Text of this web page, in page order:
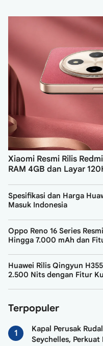
Xiaomi Resmi Rilis
RAM 4GB dan Layar
Spesifikasi dan Harga
Masuk Indonesia
Oppo Reno 16 Series
Hingga 7.000 mAh dan
Huawei Rilis Qingyun
2.500 Nits dengan Fitur
Terpopuler
Kapal Perusak
Seychelles,